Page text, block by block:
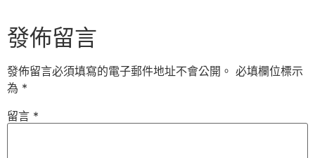
發佈留言
發佈留言必須填寫的電子郵件地址不會公開。 必填欄位標示
為 *
留言 *